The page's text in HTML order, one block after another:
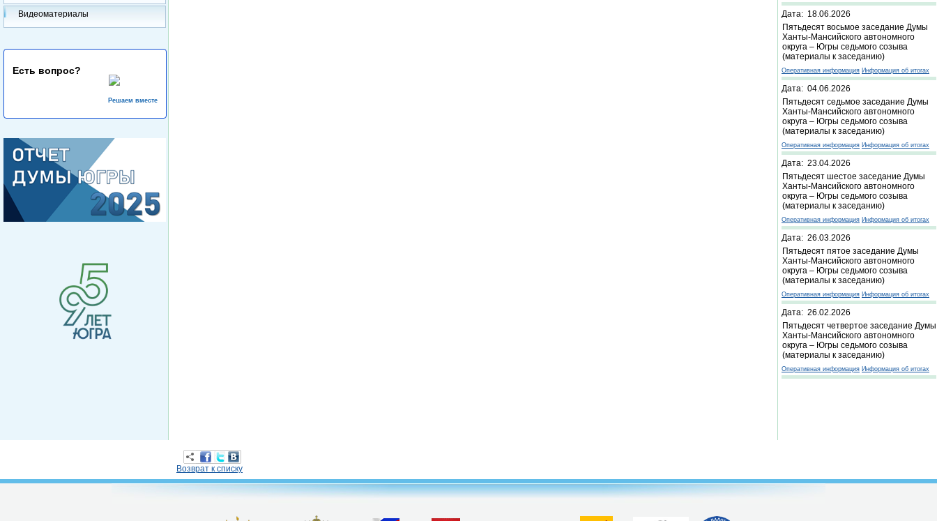
Видеоматериалы
Есть вопрос?
Решаем вместе
Дата: 18.06.2026
Пятьдесят восьмое заседание Думы
Ханты-Мансийского автономного
округа – Югры седьмого созыва
(материалы к заседанию)
Оперативная информация Информация об итогах
Дата: 04.06.2026
Пятьдесят седьмое заседание Думы
Ханты-Мансийского автономного
округа – Югры седьмого созыва
(материалы к заседанию)
Оперативная информация Информация об итогах
Дата: 23.04.2026
Пятьдесят шестое заседание Думы
Ханты-Мансийского автономного
округа – Югры седьмого созыва
(материалы к заседанию)
Оперативная информация Информация об итогах
Дата: 26.03.2026
Пятьдесят пятое заседание Думы
Ханты-Мансийского автономного
округа – Югры седьмого созыва
(материалы к заседанию)
Оперативная информация Информация об итогах
Дата: 26.02.2026
Пятьдесят четвертое заседание Думы
Ханты-Мансийского автономного
округа – Югры седьмого созыва
(материалы к заседанию)
Оперативная информация Информация об итогах
Возврат к списку